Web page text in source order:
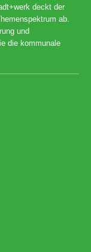
deckt der
ab.
und
die kommunale